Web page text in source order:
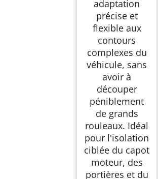
adaptation
précise et
flexible aux
contours
complexes du
véhicule, sans
avoir à
découper
péniblement
de grands
rouleaux. Idéal
pour l'isolation
ciblée du capot
moteur, des
portières et du